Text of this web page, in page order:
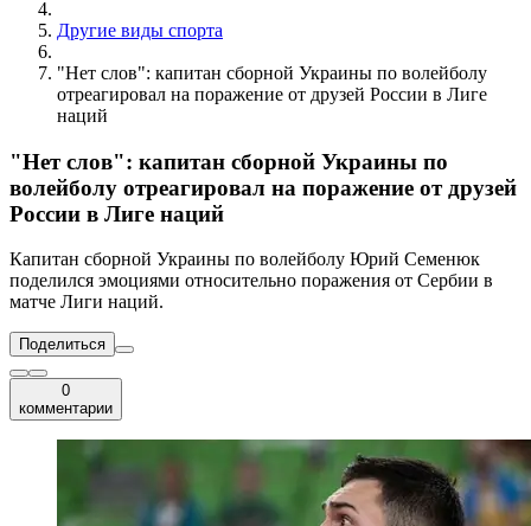
Другие виды спорта
"Нет слов": капитан сборной Украины по волейболу
отреагировал на поражение от друзей России в Лиге
наций
"Нет слов": капитан сборной Украины по
волейболу отреагировал на поражение от друзей
России в Лиге наций
Капитан сборной Украины по волейболу Юрий Семенюк
поделился эмоциями относительно поражения от Сербии в
матче Лиги наций.
Поделиться
0
комментарии